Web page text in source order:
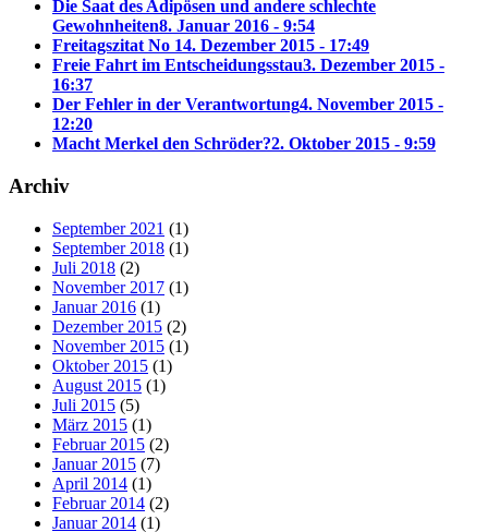
Die Saat des Adipösen und andere schlechte
Gewohnheiten8. Januar 2016 - 9:54
Freitagszitat No 14. Dezember 2015 - 17:49
Freie Fahrt im Entscheidungsstau3. Dezember 2015 -
16:37
Der Fehler in der Verantwortung4. November 2015 -
12:20
Macht Merkel den Schröder?2. Oktober 2015 - 9:59
Archiv
September 2021 (1)
September 2018 (1)
Juli 2018 (2)
November 2017 (1)
Januar 2016 (1)
Dezember 2015 (2)
November 2015 (1)
Oktober 2015 (1)
August 2015 (1)
Juli 2015 (5)
März 2015 (1)
Februar 2015 (2)
Januar 2015 (7)
April 2014 (1)
Februar 2014 (2)
Januar 2014 (1)